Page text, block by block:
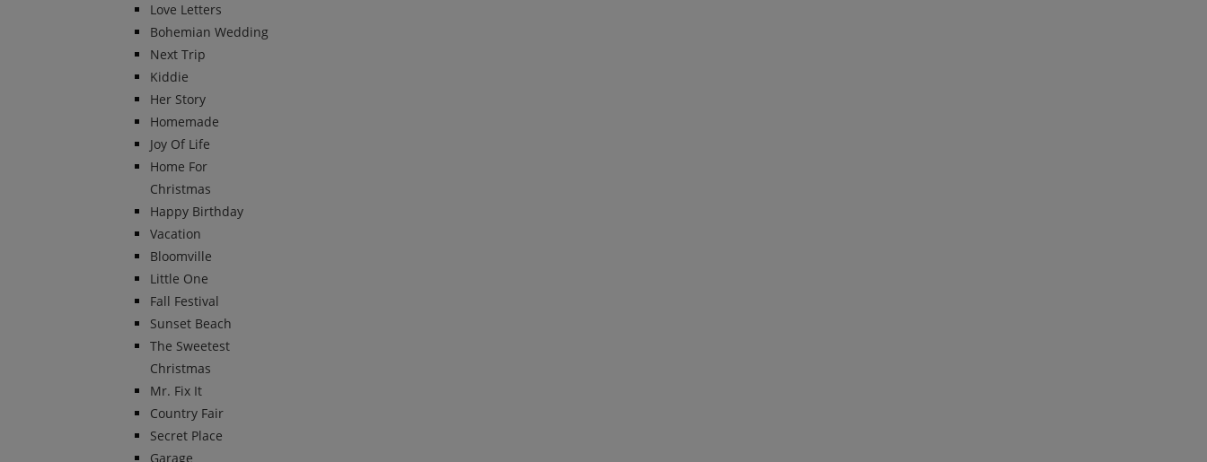
Love Letters
Bohemian Wedding
Next Trip
Kiddie
Her Story
Homemade
Joy Of Life
Home For
Christmas
Happy Birthday
Vacation
Bloomville
Little One
Fall Festival
Sunset Beach
The Sweetest
Christmas
Mr. Fix It
Country Fair
Secret Place
Garage